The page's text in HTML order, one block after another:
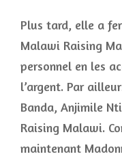
Plus tard, elle a
Malawi Raising
personnel en les
l’argent. Par
Banda, Anjimile
Raising Malawi.
maintenant